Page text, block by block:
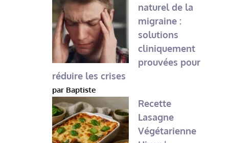
naturel de la
migraine :
solutions
cliniquement
prouvées pour
réduire les crises
par Baptiste
Recette
Lasagne
Végétarienne